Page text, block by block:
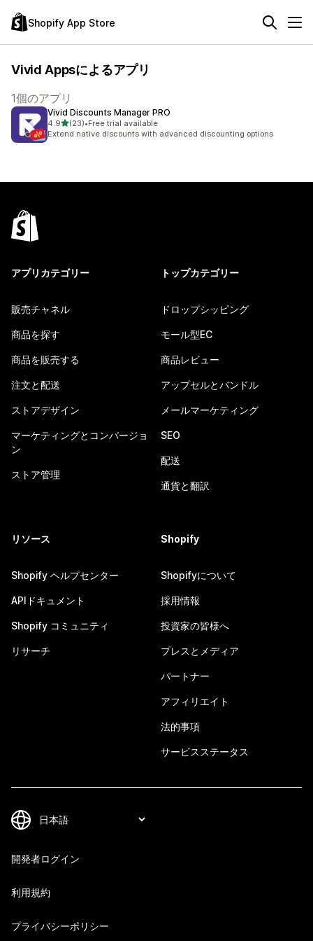
Shopify App Store
Vivid Appsによるアプリ
1個のアプリ
Vivid Discounts Manager PRO
4.95つ星中
(23)
合計レビュー数：23件
•Free trial available
Extend native discounts with advanced discounting options
アプリカテゴリー
販売チャネル
商品を探す
商品を販売する
注文と配送
ストアデザイン
マーケティングとコンバージョ
ン
ストア管理
トップカテゴリー
ドロップシッピング
モール型EC
商品レビュー
アップセルとバンドル
メールマーケティング
SEO
配送
通貨と翻訳
リソース
Shopify ヘルプセンター
APIドキュメント
Shopify コミュニティ
リサーチ
Shopify
Shopifyについて
採用情報
投資家の皆様へ
プレスとメディア
パートナー
アフィリエイト
法的事項
サービスステータス
開発者ログイン
利用規約
プライバシーポリシー